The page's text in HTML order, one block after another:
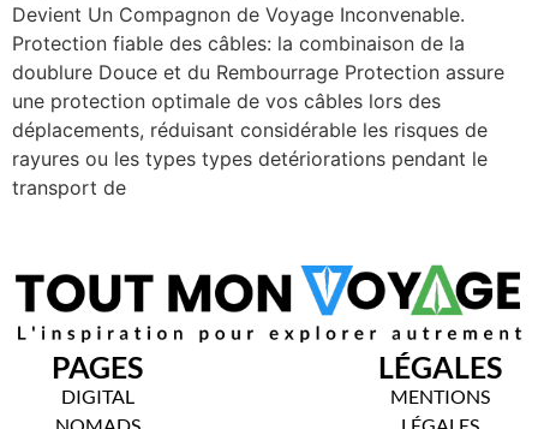
Devient Un Compagnon de Voyage Inconvenable.
Protection fiable des câbles: la combinaison de la
doublure Douce et du Rembourrage Protection assure
une protection optimale de vos câbles lors des
déplacements, réduisant considérable les risques de
rayures ou les types types detériorations pendant le
transport de
PAGES
DIGITAL
LÉGALES
MENTIONS